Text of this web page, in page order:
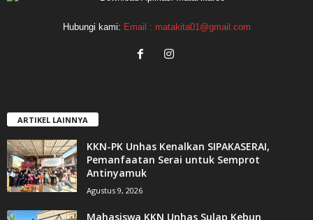
Hubungi kami: Email : matakita01@gmail.com
ARTIKEL LAINNYA
KKN-PK Unhas Kenalkan SIPAKASERAI,
Pemanfaatan Serai untuk Semprot
Antinyamuk
Agustus 9, 2026
Mahasiswa KKN Unhas Sulap Kebun